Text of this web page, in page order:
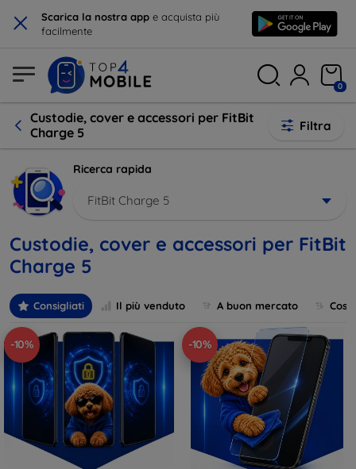
× Scarica la nostra app e acquista più
facilmente
0
Custodie, cover e accessori per FitBit
Charge 5
Filtra
Ricerca rapida
FitBit Charge 5
Custodie, cover e accessori per FitBit
Charge 5
Consigliati Il più venduto A buon mercato
-10% -10%